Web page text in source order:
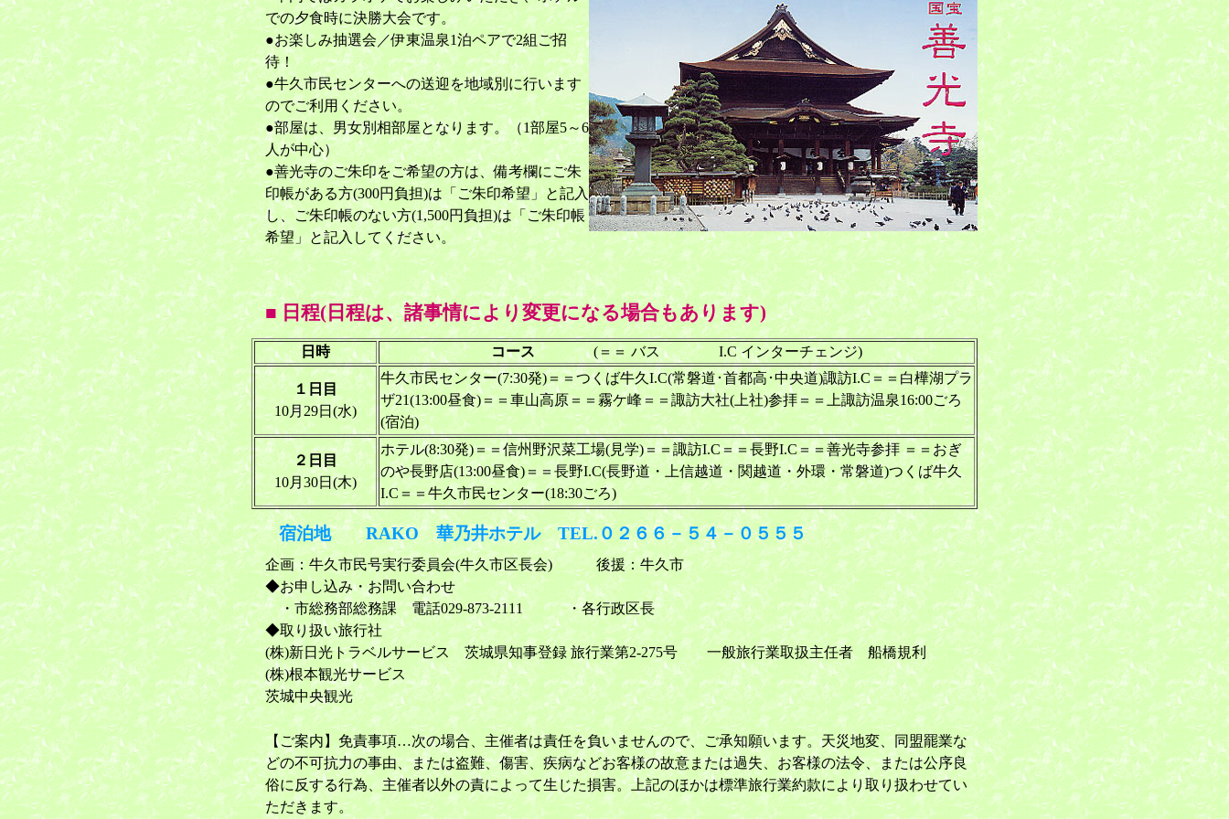
での夕食時に決勝大会です。
●お楽しみ抽選会／伊東温泉1泊ペアで2組ご招
待！
●牛久市民センターへの送迎を地域別に行います
のでご利用ください。
●部屋は、男女別相部屋となります。（1部屋5～6
人が中心）
●善光寺のご朱印をご希望の方は、備考欄にご朱
印帳がある方(300円負担)は「ご朱印希望」と記入
し、ご朱印帳のない方(1,500円負担)は「ご朱印帳
希望」と記入してください。
■ 日程(日程は、諸事情により変更になる場合もあります)
日時 コース(＝＝ バス I.C インターチェンジ)
１日目
10月29日(水)
牛久市民センター(7:30発)＝＝つくば牛久I.C(常磐道･首都高･中央道)諏訪I.C＝＝白樺湖プラ
ザ21(13:00昼食)＝＝車山高原＝＝霧ケ峰＝＝諏訪大社(上社)参拝＝＝上諏訪温泉16:00ごろ
(宿泊)
２日目
10月30日(木)
ホテル(8:30発)＝＝信州野沢菜工場(見学)＝＝諏訪I.C＝＝長野I.C＝＝善光寺参拝 ＝＝おぎ
のや長野店(13:00昼食)＝＝長野I.C(長野道・上信越道・関越道・外環・常磐道)つくば牛久
I.C＝＝牛久市民センター(18:30ごろ)
宿泊地 RAKO 華乃井ホテル TEL.０２６６－５４－０５５５
企画：牛久市民号実行委員会(牛久市区長会) 後援：牛久市
◆お申し込み・お問い合わせ
・市総務部総務課 電話029-873-2111 ・各行政区長
◆取り扱い旅行社
(株)新日光トラベルサービス 茨城県知事登録 旅行業第2-275号 一般旅行業取扱主任者 船橋規利
(株)根本観光サービス
茨城中央観光
【ご案内】免責事項…次の場合、主催者は責任を負いませんので、ご承知願います。天災地変、同盟罷業な
どの不可抗力の事由、または盗難、傷害、疾病などお客様の故意または過失、お客様の法令、または公序良
俗に反する行為、主催者以外の責によって生じた損害。上記のほかは標準旅行業約款により取り扱わせてい
ただきます。